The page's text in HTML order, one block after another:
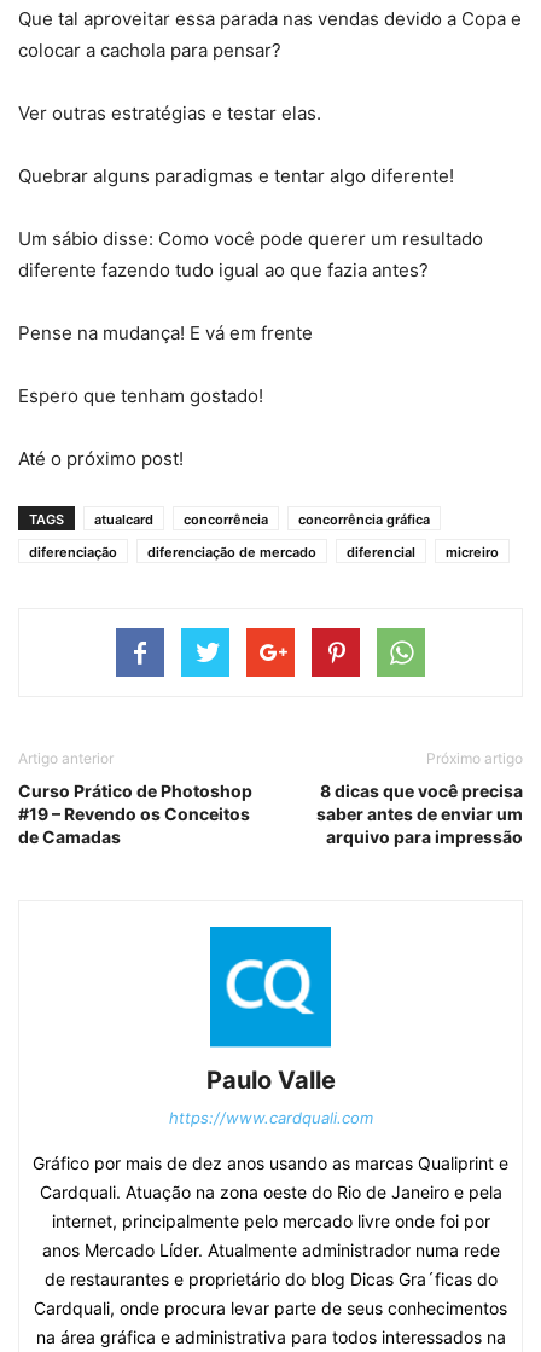
Que tal aproveitar essa parada nas vendas devido a Copa e
colocar a cachola para pensar?
Ver outras estratégias e testar elas.
Quebrar alguns paradigmas e tentar algo diferente!
Um sábio disse: Como você pode querer um resultado
diferente fazendo tudo igual ao que fazia antes?
Pense na mudança! E vá em frente
Espero que tenham gostado!
Até o próximo post!
TAGS atualcard concorrência
concorrência gráfica
diferenciação
diferenciação de mercado diferencial micreiro
Artigo anterior
Curso Prático de Photoshop
#19 – Revendo os Conceitos
de Camadas
Próximo artigo
8 dicas que você precisa
saber antes de enviar um
arquivo para impressão
Paulo Valle
https://www.cardquali.com
Gráfico por mais de dez anos usando as marcas Qualiprint e
Cardquali. Atuação na zona oeste do Rio de Janeiro e pela
internet, principalmente pelo mercado livre onde foi por
anos Mercado Líder. Atualmente administrador numa rede
de restaurantes e proprietário do blog Dicas Gra´ficas do
Cardquali, onde procura levar parte de seus conhecimentos
na área gráfica e administrativa para todos interessados na